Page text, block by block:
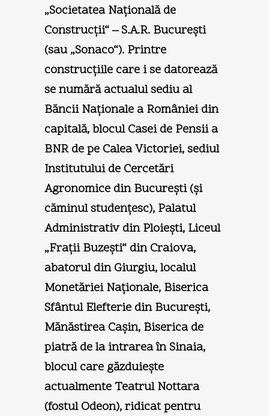
„Societatea Naţională de
Construcţii“ – S.A.R. Bucureşti
(sau „Sonaco“). Printre
construcţiile care i se datorează
se numără actualul sediu al
Băncii Naţionale a României din
capitală, blocul Casei de Pensii a
BNR de pe Calea Victoriei, sediul
Institutului de Cercetări
Agronomice din Bucureşti (şi
căminul studenţesc), Palatul
Administrativ din Ploieşti, Liceul
„Fraţii Buzeşti“ din Craiova,
abatorul din Giurgiu, localul
Monetăriei Naţionale, Biserica
Sfântul Elefterie din Bucureşti,
Mănăstirea Caşin, Biserica de
piatră de la intrarea în Sinaia,
blocul care găzduieşte
actualmente Teatrul Nottara
(fostul Odeon), ridicat pentru